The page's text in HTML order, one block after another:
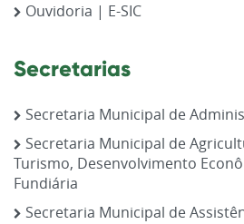
Ouvidoria | E-SIC
Secretarias
Secretaria Municipal de
Secretaria Municipal de
Turismo, Desenvolvimento
Fundiária
Secretaria Municipal de